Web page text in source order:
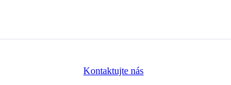
Kontaktujte nás